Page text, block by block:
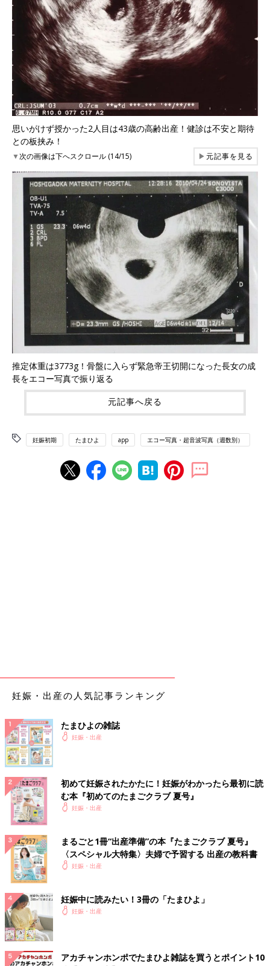
思いがけず授かった2人目は43歳の高齢出産！健診は不安と期待
との板挟み！
▼次の画像は下へスクロール (14/15) ▶元記事を見る
推定体重は3773g！骨盤に入らず緊急帝王切開になった長女の成
長をエコー写真で振り返る
元記事へ戻る
妊娠初期 たまひよ app エコー写真・超音波写真（週数別）
妊娠・出産の人気記事ランキング
たまひよの雑誌
妊娠・出産
初めて妊娠されたかたに！妊娠がわかったら最初に読
む本『初めてのたまごクラブ 夏号』
妊娠・出産
まるごと1冊“出産準備”の本『たまごクラブ 夏号』
〈スペシャル大特集〉夫婦で予習する 出産の教科書
妊娠・出産
妊娠中に読みたい！3冊の「たまひよ」
妊娠・出産
アカチャンホンポでたまひよ雑誌を買うとポイント10